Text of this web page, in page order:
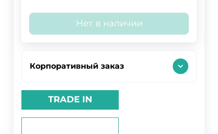
Нет в наличии
Корпоративный заказ
TRADE IN